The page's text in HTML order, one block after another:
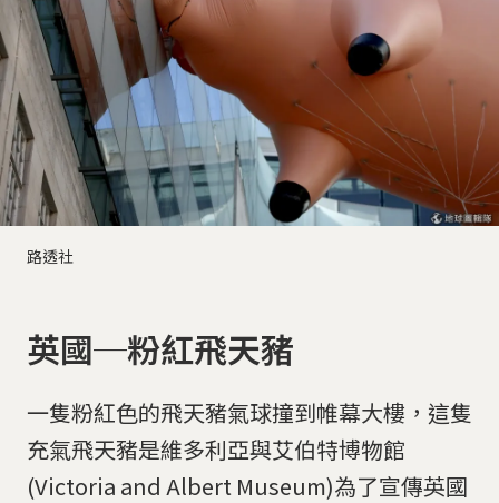
路透社
英國─粉紅飛天豬
一隻粉紅色的飛天豬氣球撞到帷幕大樓，這隻
充氣飛天豬是維多利亞與艾伯特博物館
(Victoria and Albert Museum)為了宣傳英國